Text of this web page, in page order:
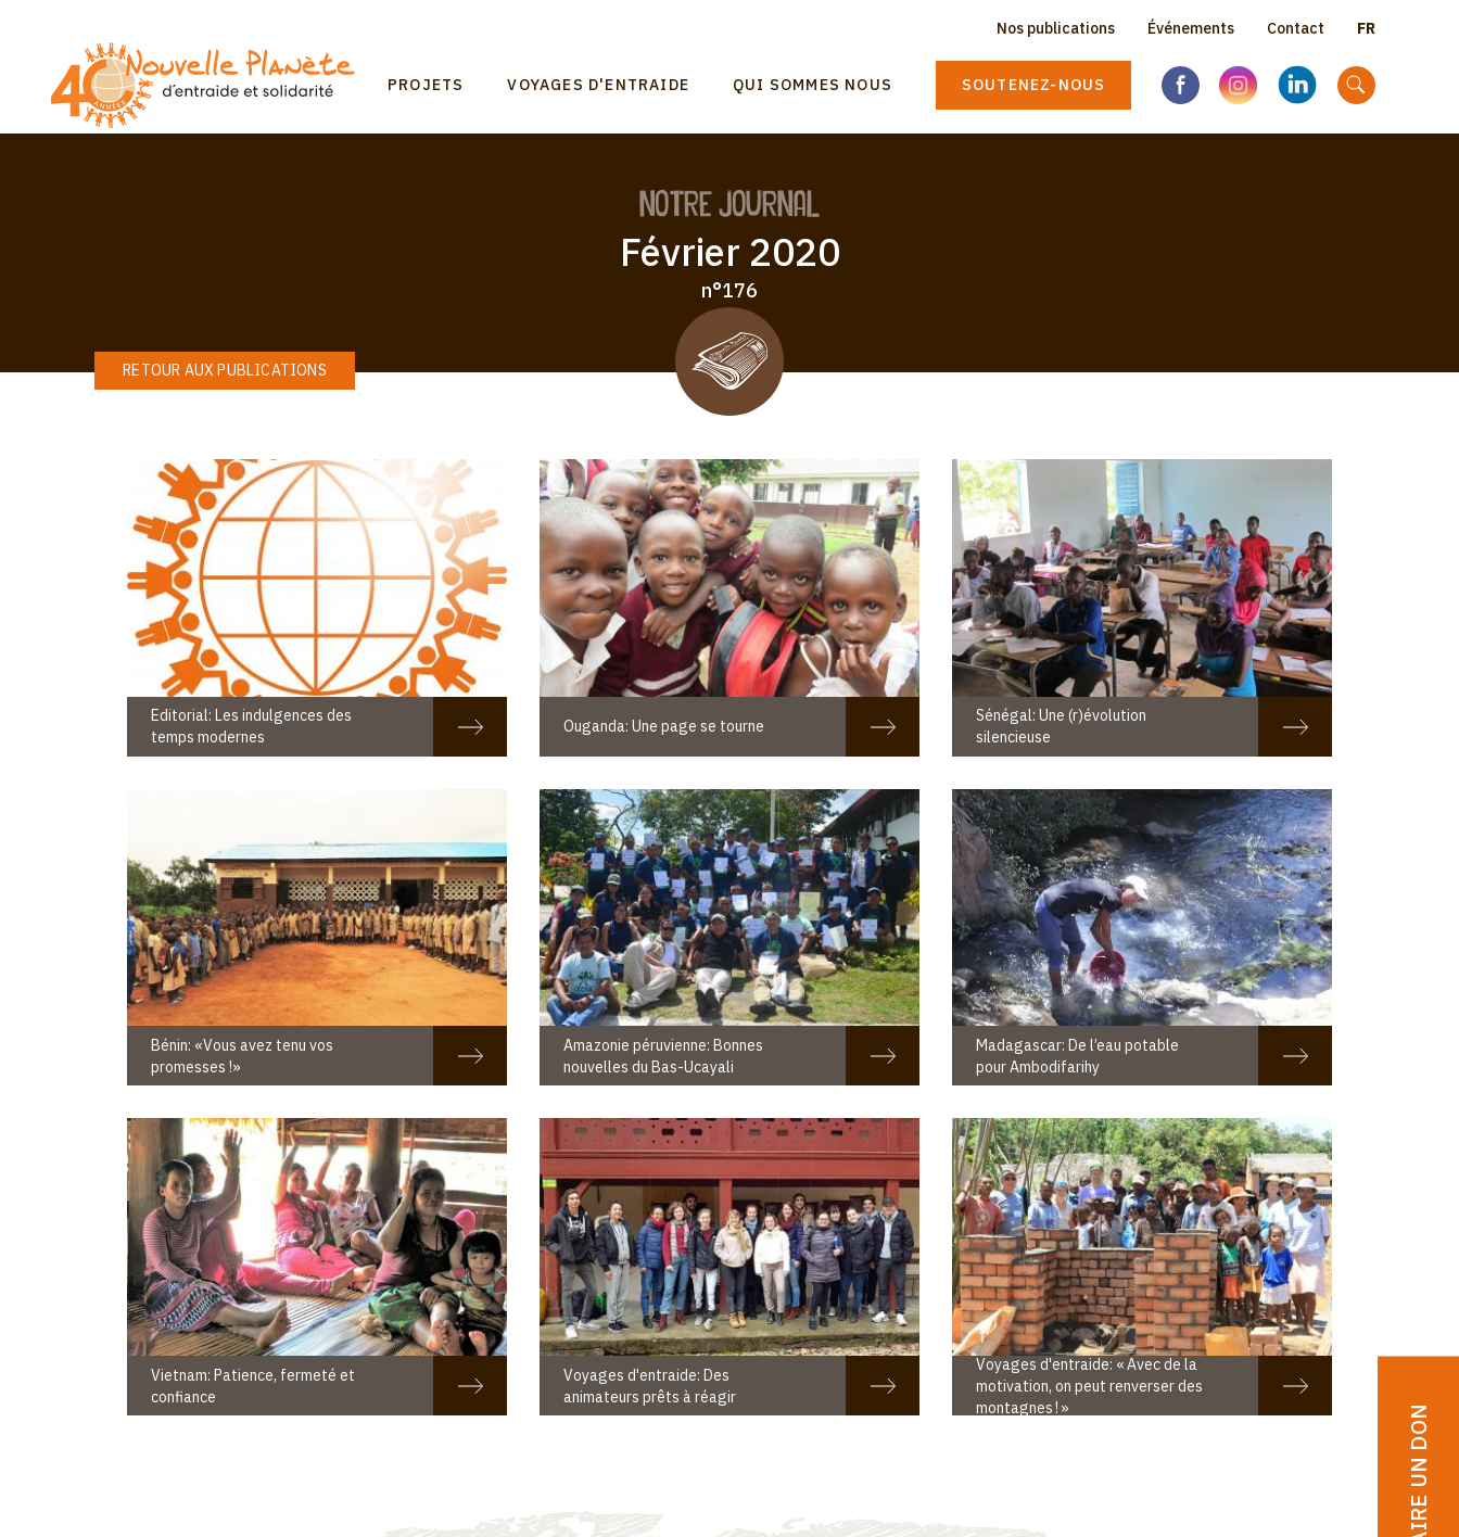
Topbar
menu
Nos publications Événements Contact
Select
language
Main
navigation
PROJETS VOYAGES D'ENTRAIDE QUI SOMMES NOUS SOUTENEZ-NOUS
♥︎ FAIRE UN DON
Notre journal
Février 2020
n°176
RETOUR AUX PUBLICATIONS
Editorial: Les indulgences des
temps modernes
Ouganda: Une page se tourne
Sénégal: Une (r)évolution
silencieuse
Bénin: «Vous avez tenu vos
promesses !»
Amazonie péruvienne: Bonnes
nouvelles du Bas-Ucayali
Madagascar: De l’eau potable
pour Ambodifarihy
Vietnam: Patience, fermeté et
confiance
Voyages d'entraide: Des
animateurs prêts à réagir
Voyages d'entraide: « Avec de la
motivation, on peut renverser des
montagnes ! »